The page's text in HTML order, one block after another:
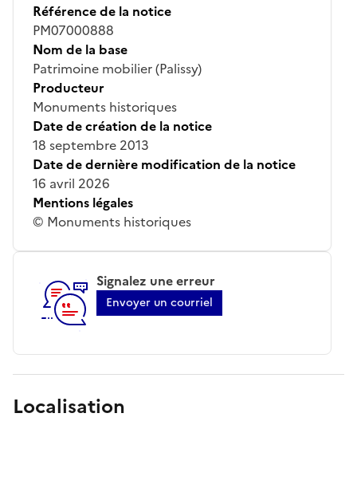
Référence de la notice
PM07000888
Nom de la base
Patrimoine mobilier (Palissy)
Producteur
Monuments historiques
Date de création de la notice
18 septembre 2013
Date de dernière modification de la notice
16 avril 2026
Mentions légales
© Monuments historiques
Signalez une erreur
Envoyer un courriel
Localisation